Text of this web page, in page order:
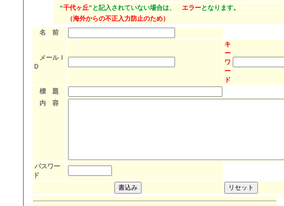
“千代ヶ丘”と記入されていない場合は、 エラーとなります。
（海外からの不正入力防止のため）
名 前
メールＩ
Ｄ
キ
ー
ワ
ー
ド
標 題
内 容
パスワー
ド